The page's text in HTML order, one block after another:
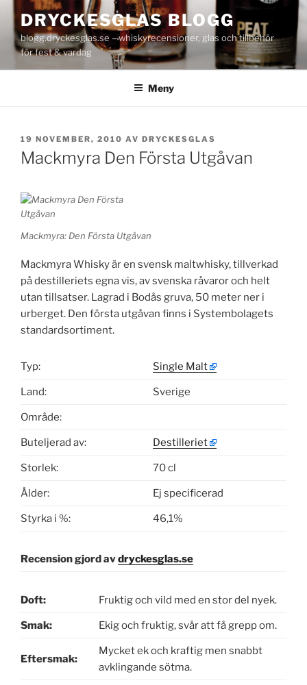
innehåll
DRYCKESGLAS BLOGG
blogg.dryckesglas.se – whiskyrecensioner, glas och tillbehör
för fest & vardag
Meny
PUBLICERAT
19 NOVEMBER, 2010 AV DRYCKESGLAS
Mackmyra Den Första Utgåvan
Mackmyra: Den Första Utgåvan
Mackmyra Whisky är en svensk maltwhisky, tillverkad
på destilleriets egna vis, av svenska råvaror och helt
utan tillsatser. Lagrad i Bodås gruva, 50 meter ner i
urberget. Den första utgåvan finns i Systembolagets
standardsortiment.
Typ: Single Malt
Land: Sverige
Område:
Buteljerad av: Destilleriet
Storlek: 70 cl
Ålder: Ej specificerad
Styrka i %: 46,1%
Recension gjord avdryckesglas.se
Doft: Fruktig och vild med en stor del nyek.
Smak: Ekig och fruktig, svår att få grepp om.
Eftersmak:
Mycket ek och kraftig men snabbt
avklingande sötma.